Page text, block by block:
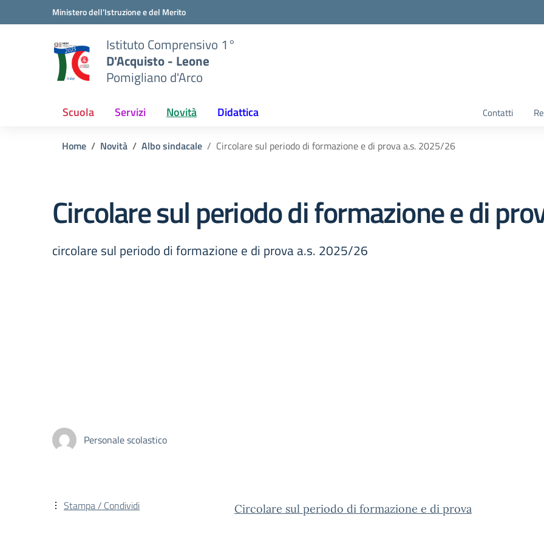
Vai ai contenuti
Vai al menu di navigazioneMinistero dell'Istruzione e del Merito
Istituto Comprensivo 1°
D'Acquisto - Leone
Pomigliano d'Arco
Scuola Servizi Novità Didattica Contatti
Home Novità Albo sindacale Circolare sul periodo di formazione e di prova a.s. 2025/26
Circolare sul periodo di formazione e di
circolare sul periodo di formazione e di prova a.s. 2025/26
Personale scolastico
Circolare sul periodo di formazione e di prova
Stampa / Condividi